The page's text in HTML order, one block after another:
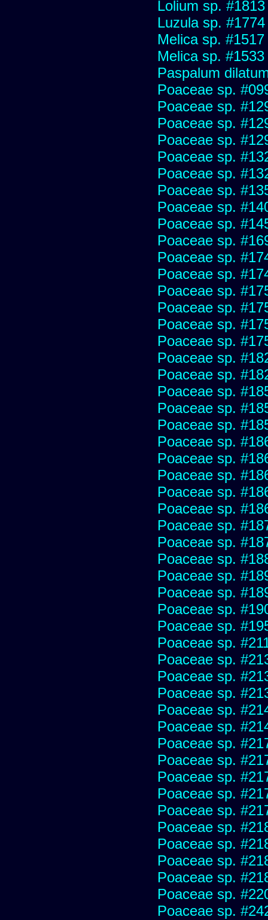
Lolium sp. #1813
Luzula sp. #1774
Melica sp. #1517
Melica sp. #1533
Paspalum
Poaceae sp.
Poaceae sp.
Poaceae sp.
Poaceae sp.
Poaceae sp.
Poaceae sp.
Poaceae sp.
Poaceae sp.
Poaceae sp.
Poaceae sp.
Poaceae sp.
Poaceae sp.
Poaceae sp.
Poaceae sp.
Poaceae sp.
Poaceae sp.
Poaceae sp.
Poaceae sp.
Poaceae sp.
Poaceae sp.
Poaceae sp.
Poaceae sp.
Poaceae sp.
Poaceae sp.
Poaceae sp.
Poaceae sp.
Poaceae sp.
Poaceae sp.
Poaceae sp.
Poaceae sp.
Poaceae sp.
Poaceae sp.
Poaceae sp.
Poaceae sp.
Poaceae sp.
Poaceae sp.
Poaceae sp.
Poaceae sp.
Poaceae sp.
Poaceae sp.
Poaceae sp.
Poaceae sp.
Poaceae sp.
Poaceae sp.
Poaceae sp.
Poaceae sp.
Poaceae sp.
Poaceae sp.
Poaceae sp.
Poaceae sp.